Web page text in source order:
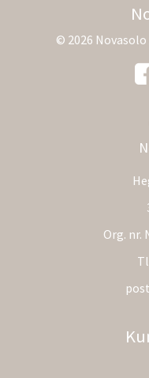
© 2026 Novasolo
Org. nr.